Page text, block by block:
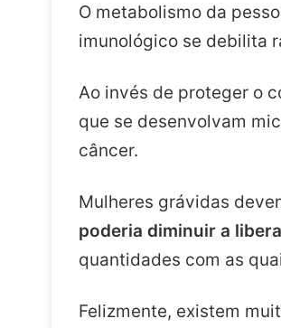
O metabolismo da
imunológico se debilita
Ao invés de proteger o
que se desenvolvam
câncer.
Mulheres grávidas
poderia diminuir a
quantidades com as
Felizmente, existem